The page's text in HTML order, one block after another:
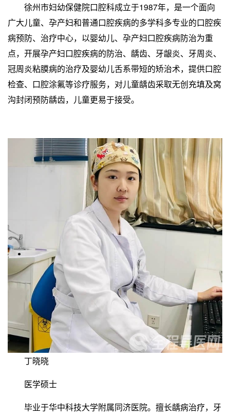
徐州市妇幼保健院口腔科成立于1987年，是一个面向
广大儿童、孕产妇和普通口腔疾病的多学科多专业的口腔疾
病预防、治疗中心，以婴幼儿、孕产妇口腔疾病防治为重
点，开展孕产妇口腔疾病的防治、龋齿、牙龈炎、牙周炎、
冠周炎粘膜病的治疗及婴幼儿舌系带短的矫治术，提供口腔
检查、口腔涂氟等诊疗服务，对儿童龋齿采取无创充填及窝
沟封闭预防龋齿，儿童更易于接受。
丁晓晓
医学硕士
毕业于华中科技大学附属同济医院。擅长龋病治疗，牙